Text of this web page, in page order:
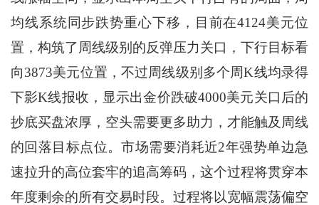
均线系统同步跌势重心下移，目前在4124美元位
置，构筑了周线级别的反弹压力关口，下行目标看
向3873美元位置，不过周线级别多个周K线均录得
下影K线报收，显示出金价跌破4000美元关口后的
抄底买盘浓厚，空头需要更多助力，才能触及周线
的回落目标点位。市场需要消耗近2年强势单边急
速拉升的高位套牢的追高筹码，这个过程将贯穿本
年度剩余的所有交易时段。过程将以宽幅震荡偏空